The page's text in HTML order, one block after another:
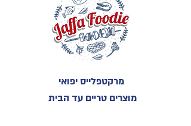
מוצרים טריים עד הבית